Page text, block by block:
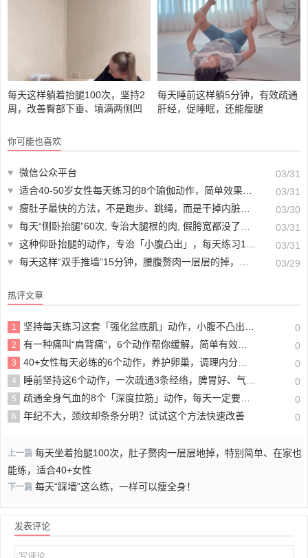
每天这样躺着抬腿100次，坚持2
周，改善臀部下垂、填满两侧凹
每天睡前这样躺5分钟，有效疏通
肝经，促睡眠，还能瘦腿
你可能也喜欢
♥ 微信公众平台
03/31
♥ 适合40-50岁女性每天练习的8个瑜伽动作，简单效果好、在家就能练！
03/31
♥ 瘦肚子最快的方法，不是跑步、跳绳，而是干掉内脏脂肪
03/30
♥ 每天“侧卧抬腿”60次, 专治大腿根的肉, 假胯宽都没了，肚子也瘦了...
03/31
♥ 这种仰卧抬腿的动作，专治「小腹凸出」，每天练习100次，小腹变平坦，肚腩不见了！
03/31
♥ 每天这样“双手推墙”15分钟，腰腹赘肉一层层的掉，腿也瘦了 03/29
热评文章
1 坚持每天练习这套「强化盆底肌」动作，小腹不凸出、臀部不下垂！ 0
2 有一种痛叫“肩背痛”，6个动作帮你缓解，简单有效在家就能练！ 0
3 40+女性每天必练的6个动作，养护卵巢，调理内分泌，骨盆正了，皮肤也越来越好了 0
4 睡前坚持这6个动作，一次疏通3条经络，脾胃好、气血足、睡眠香！ 0
5 疏通全身气血的8个「深度拉筋」动作，每天一定要坚持做！ 0
6 年纪不大，颈纹却条条分明？试试这个方法快速改善 0
上一篇 每天坐着抬腿100次，肚子赘肉一层层地掉，特别简单、在家也
能练，适合40+女性
下一篇 每天“踩墙”这么练，一样可以瘦全身！
发表评论